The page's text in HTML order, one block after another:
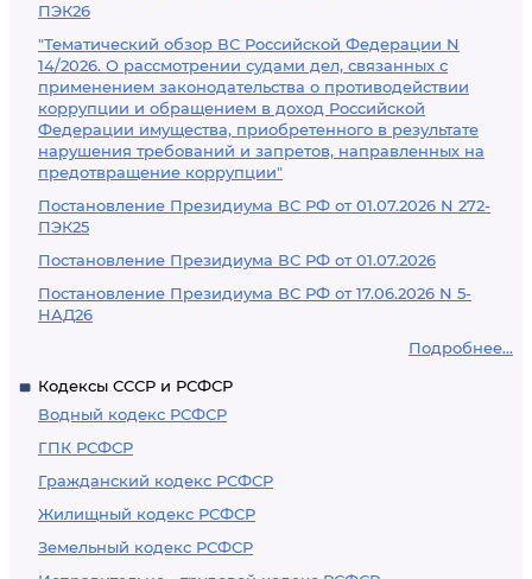
ПЭК26
"Тематический обзор ВС Российской Федерации N
14/2026. О рассмотрении судами дел, связанных с
применением законодательства о противодействии
коррупции и обращением в доход Российской
Федерации имущества, приобретенного в результате
нарушения требований и запретов, направленных на
предотвращение коррупции"
Постановление Президиума ВС РФ от 01.07.2026 N 272-
ПЭК25
Постановление Президиума ВС РФ от 01.07.2026
Постановление Президиума ВС РФ от 17.06.2026 N 5-
НАД26
Подробнее...
Кодексы СССР и РСФСР
Водный кодекс РСФСР
ГПК РСФСР
Гражданский кодекс РСФСР
Жилищный кодекс РСФСР
Земельный кодекс РСФСР